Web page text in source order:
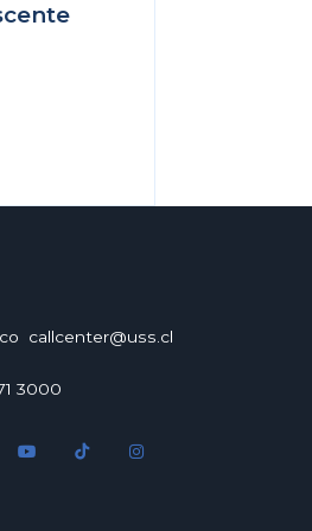
callcenter@uss.cl
3000